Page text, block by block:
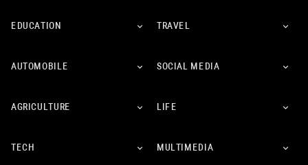
EDUCATION TRAVEL
AUTOMOBILE SOCIAL MEDIA
AGRICULTURE LIFE
TECH MULTIMEDIA